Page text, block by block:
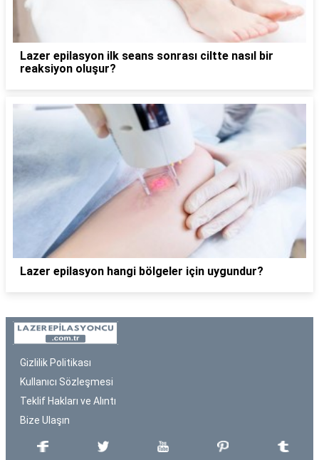
Lazer epilasyon ilk seans sonrası ciltte nasıl bir
reaksiyon oluşur?
Lazer epilasyon hangi bölgeler için uygundur?
Gizlilik Politikası
Kullanıcı Sözleşmesi
Teklif Hakları ve Alıntı
Bize Ulaşın